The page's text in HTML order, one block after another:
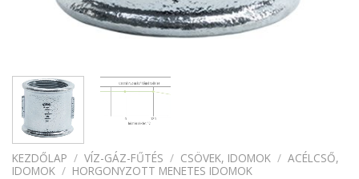
KEZDŐLAP / VÍZ-GÁZ-FŰTÉS / CSÖVEK, IDOMOK / ACÉLCSŐ,
IDOMOK / HORGONYZOTT MENETES IDOMOK